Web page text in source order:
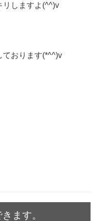
リしますよ(^^)v
ております(*^^)v
ます。